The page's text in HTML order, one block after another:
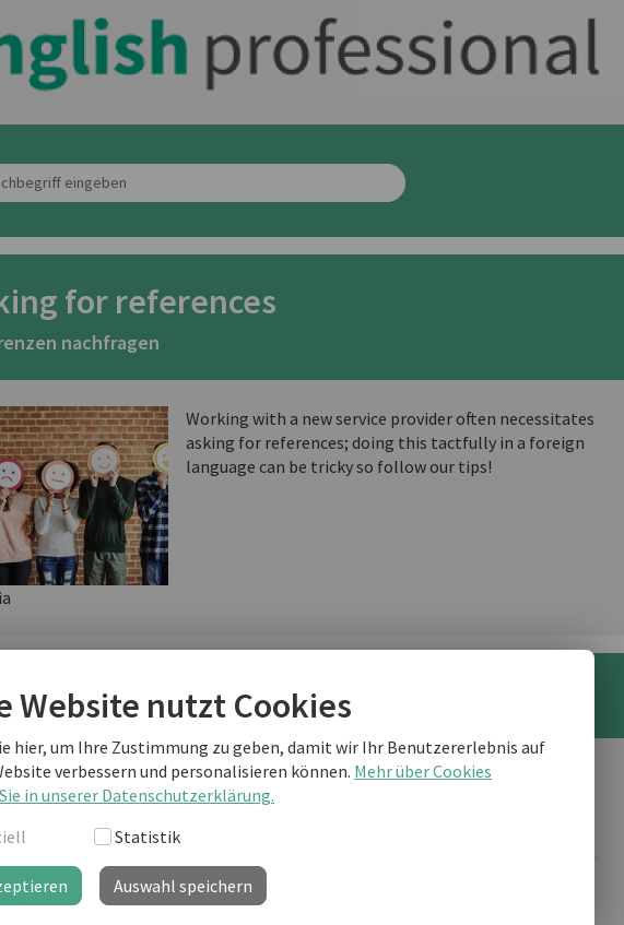
Website nutzt Cookies
hier, um Ihre Zustimmung zu geben, damit wir Ihr Benutzererlebnis auf
verbessern und personalisieren können. Mehr über Cookies
in unserer Datenschutzerklärung.
Statistik
Auswahl speichern
for references
nachfragen
Working with a new service provider often necessitates
asking for references; doing this tactfully in a foreign
language can be tricky so follow our tips!
als business english Kunde
Sie sind noch kein "business english professional"-Kunde und möchten
weiterlesen?